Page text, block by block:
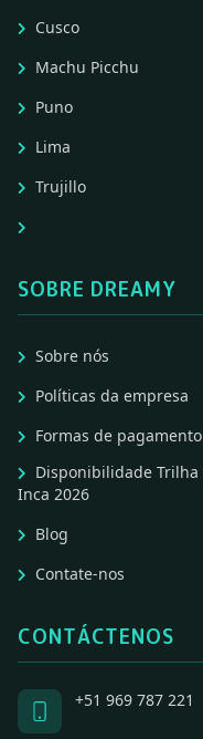
Cusco
Machu Picchu
Puno
Lima
Trujillo
SOBRE DREAMY
Sobre nós
Políticas da empresa
Formas de pagamento
Disponibilidade Trilha
Inca 2026
Blog
Contate-nos
CONTÁCTENOS
+51 969 787 221